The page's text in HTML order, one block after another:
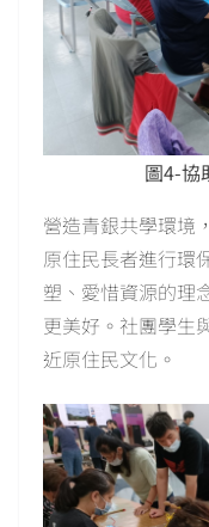
圖4-協
營造青銀共學環境
原住民長者進行環
塑、愛惜資源的理
更美好。社團學生
近原住民文化。